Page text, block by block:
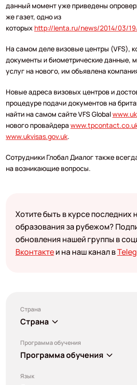
данный момент уже приведены
же газет, одно из
которых http://lenta.ru/news/2014/03/
На самом деле визовые центры (VFS),
документы и биометрические данные,
услуг на нового, им объявлена
Новые адреса визовых центров и
процедуре подачи документов на
найти на самом сайте VFS Global
нового провайдера
www.ukvisas.gov.uk.
Сотрудники Глобал Диалог также
на возникающие вопросы.
Хотите быть в курсе последних
образования за рубежом?
обновления нашей группы в
Вконтактеи на наш канал в
Страна
Страна
Программа обучения
Программа обучения
Язык